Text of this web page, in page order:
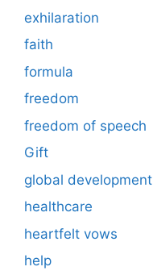
exhilaration
faith
formula
freedom
freedom of speech
Gift
global development
healthcare
heartfelt vows
help